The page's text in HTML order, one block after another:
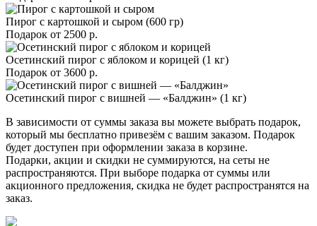
Пирог с картошкой и сыром (600 гр)
Подарок от 2500 р.
Осетинский пирог с яблоком и корицей (1 кг)
Подарок от 3600 р.
Осетинский пирог с вишней — «Балджин» (1 кг)
В зависимости от суммы заказа вы можете выбрать подарок,
который мы бесплатно привезём с вашим заказом. Подарок
будет доступен при оформлении заказа в корзине.
Подарки, акции и скидки не суммируются, на сеты не
распространяются. При выборе подарка от суммы или
акционного предложения, скидка не будет распространятся на
заказ.